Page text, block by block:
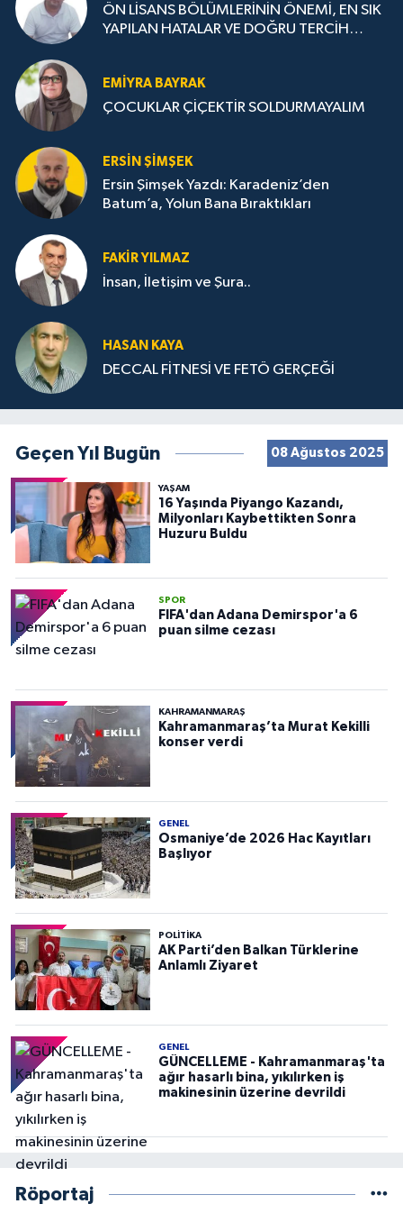
ÖN LİSANS BÖLÜMLERİNİN ÖNEMİ, EN SIK
YAPILAN HATALAR VE DOĞRU TERCİH
EMIYRA BAYRAK
ÇOCUKLAR ÇİÇEKTİR SOLDURMAYALIM
ERSIN ŞIMŞEK
Ersin Şimşek Yazdı: Karadeniz’den
Batum’a, Yolun Bana Bıraktıkları
FAKIR YILMAZ
İnsan, İletişim ve Şura..
HASAN KAYA
DECCAL FİTNESİ VE FETÖ GERÇEĞİ
Geçen Yıl Bugün 08 Ağustos 2025
YAŞAM
16 Yaşında Piyango Kazandı,
Milyonları Kaybettikten Sonra
Huzuru Buldu
SPOR
FIFA'dan Adana Demirspor'a 6
puan silme cezası
KAHRAMANMARAŞ
Kahramanmaraş’ta Murat Kekilli
konser verdi
GENEL
Osmaniye’de 2026 Hac Kayıtları
Başlıyor
POLITIKA
AK Parti’den Balkan Türklerine
Anlamlı Ziyaret
GENEL
GÜNCELLEME - Kahramanmaraş'ta
ağır hasarlı bina, yıkılırken iş
makinesinin üzerine devrildi
Röportaj